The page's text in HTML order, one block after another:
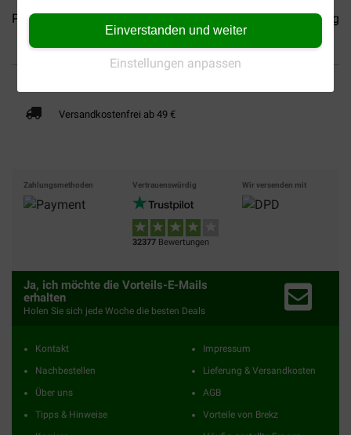
Einverstanden und weiter
Einstellungen anpassen
Pedigree Adult mit Rind &... Pedigree Junior mit...
Versandkostenfrei ab 49 €
Zahlungsmethoden Vertrauenswürdig
32377 Bewertungen
Wir versenden mit
Ja, ich möchte die Vorteils-E-Mails
erhalten
Holen Sie sich jede Woche die besten Deals
Kontakt
Nachbestellen
Über uns
Tipps & Hinweise
Impressum
Lieferung & Versandkosten
AGB
Vorteile von Brekz